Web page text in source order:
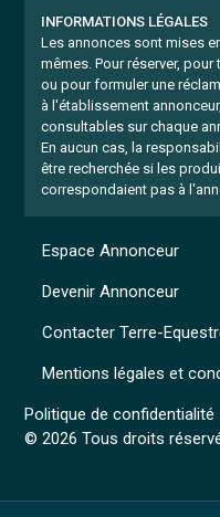
INFORMATIONS LÉGALES
Les annonces sont mises
mêmes. Pour réserver,
ou pour formuler une
à l'établissement
consultables sur chaque
En aucun cas, la
être recherchée si les
correspondaient pas à
Mentions légales et
Politique de confidentialité
© 2026 Tous droits
Espace Annonceur
Devenir Annonceur
Contacter Terre-